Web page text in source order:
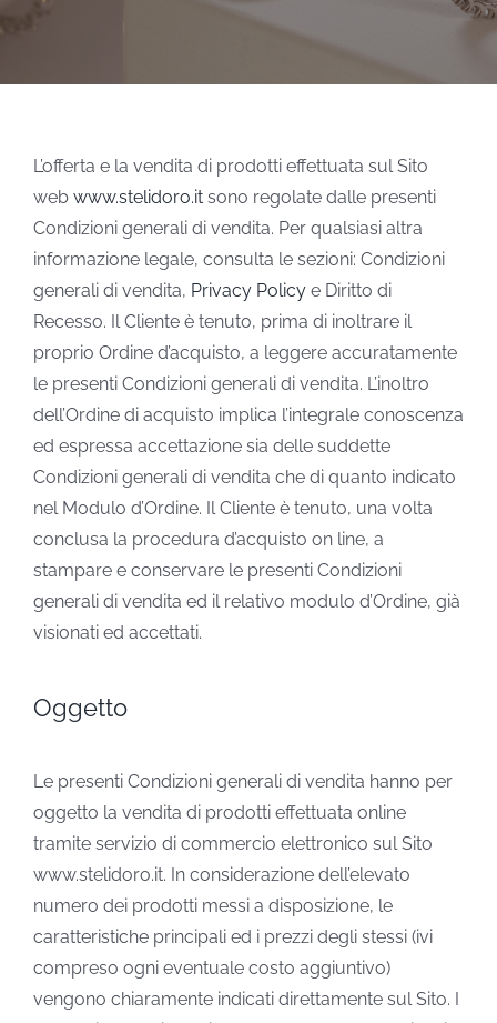
STEVE ANGELI
EXPERIENCE
CONTATTI
PER LE AZIENDE
L’offerta e la vendita di prodotti effettuata sul Sito
web www.stelidoro.it sono regolate dalle presenti
Condizioni generali di vendita. Per qualsiasi altra
informazione legale, consulta le sezioni: Condizioni
generali di vendita, Privacy Policy e Diritto di
Recesso. Il Cliente è tenuto, prima di inoltrare il
proprio Ordine d’acquisto, a leggere accuratamente
le presenti Condizioni generali di vendita. L’inoltro
dell’Ordine di acquisto implica l’integrale conoscenza
ed espressa accettazione sia delle suddette
Condizioni generali di vendita che di quanto indicato
nel Modulo d’Ordine. Il Cliente è tenuto, una volta
conclusa la procedura d’acquisto on line, a
stampare e conservare le presenti Condizioni
generali di vendita ed il relativo modulo d’Ordine, già
visionati ed accettati.
Oggetto
Le presenti Condizioni generali di vendita hanno per
oggetto la vendita di prodotti effettuata online
tramite servizio di commercio elettronico sul Sito
www.stelidoro.it. In considerazione dell’elevato
numero dei prodotti messi a disposizione, le
caratteristiche principali ed i prezzi degli stessi (ivi
compreso ogni eventuale costo aggiuntivo)
vengono chiaramente indicati direttamente sul Sito. I